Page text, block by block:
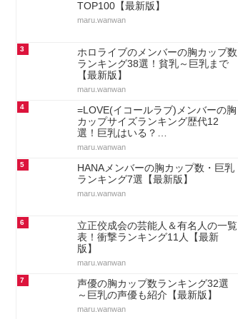
TOP100【最新版】
maru.wanwan
3
ホロライブのメンバーの胸カップ数
ランキング38選！貧乳～巨乳まで
【最新版】
maru.wanwan
4
=LOVE(イコールラブ)メンバーの胸
カップサイズランキング歴代12
選！巨乳はいる？…
maru.wanwan
5
HANAメンバーの胸カップ数・巨乳
ランキング7選【最新版】
maru.wanwan
6
立正佼成会の芸能人＆有名人の一覧
表！衝撃ランキング11人【最新
版】
maru.wanwan
7
声優の胸カップ数ランキング32選
～巨乳の声優も紹介【最新版】
maru.wanwan